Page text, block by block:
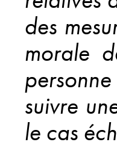
des
morale
suivre
le cas